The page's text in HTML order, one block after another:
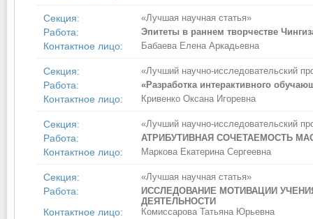
Секция: «Лучшая научная статья»
Работа: Эпитеты в раннем творчестве
Контактное лицо: Бабаева Елена Аркадьевна
Секция: «Лучший научно-исследовательский
Работа: «Разработка интерактивного
Контактное лицо: Кривенко Оксана Игоревна
Секция: «Лучший научно-исследовательский
Работа: АТРИБУТИВНАЯ СОЧЕТАЕМОСТЬ
Контактное лицо: Маркова Екатерина Сергеевна
Секция: «Лучшая научная статья»
Работа:
ИССЛЕДОВАНИЕ МОТИВАЦИИ
ДЕЯТЕЛЬНОСТИ
Контактное лицо: Комиссарова Татьяна Юрьевна